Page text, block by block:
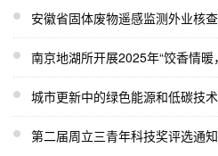
第二届周立三青年科技奖评选通知